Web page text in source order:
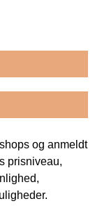
og anmeldt
prisniveau,